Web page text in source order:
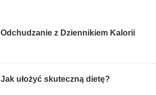
Odchudzanie z Dziennikiem Kalorii
Jak ułożyć skuteczną dietę?